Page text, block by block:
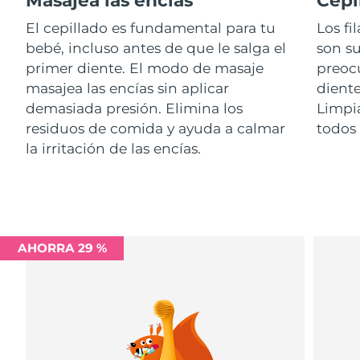
El cepillado es fundamental para tu
bebé, incluso antes de que le salga el
primer diente. El modo de masaje
masajea las encías sin aplicar
demasiada presión. Elimina los
residuos de comida y ayuda a calmar
la irritación de las encías.
Los
son
todos
AHORRA 29 %
For healthy hair
Cosméticos Hombres
Comprar todo
Israel
Italia Entrega prevista 8/11/26
Japón Entrega prevista 8/14/26
Jersey Entrega prevista 8/16/26
Letonia